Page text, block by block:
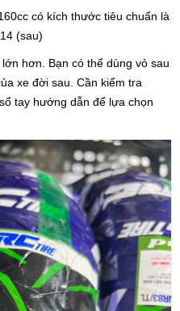
có kích thước tiêu chuẩn là
(sau)
hơn. Bạn có thể dùng vỏ sau
xe đời sau. Cần kiểm tra
tay hướng dẫn để lựa chọn